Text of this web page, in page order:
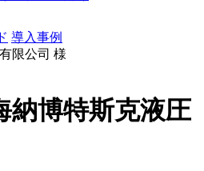
導入事例
限公司 様
納博特斯克液圧